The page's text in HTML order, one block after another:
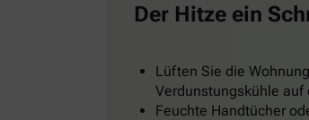
Der Hitze ein
Lüften Sie die
Verdunstungskühle auf
Feuchte Handtücher